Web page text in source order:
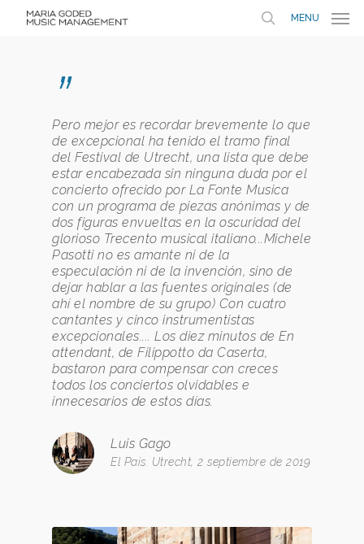
MENU
”
Pero mejor es recordar brevemente lo que
de excepcional ha tenido el tramo final
del Festival de Utrecht, una lista que debe
estar encabezada sin ninguna duda por el
concierto ofrecido por La Fonte Musica
con un programa de piezas anónimas y de
dos figuras envueltas en la oscuridad del
glorioso Trecento musical italiano...Michele
Pasotti no es amante ni de la
especulación ni de la invención, sino de
dejar hablar a las fuentes originales (de
ahí el nombre de su grupo) Con cuatro
cantantes y cinco instrumentistas
excepcionales.... Los diez minutos de En
attendant, de Filippotto da Caserta,
bastaron para compensar con creces
todos los conciertos olvidables e
innecesarios de estos días.
Luis Gago
El Pais. Utrecht, 2 septiembre de 2019